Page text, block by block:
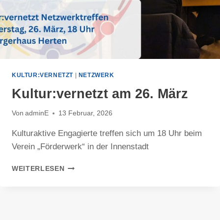
KULTUR:VERNETZT| NETZWERK
Kultur:vernetzt am 26. März
Von adminE 13 Februar, 2026
Kulturaktive Engagierte treffen sich um 18 Uhr beim
Verein „Förderwerk“ in der Innenstadt
WEITERLESENKULTUR:VERNETZT